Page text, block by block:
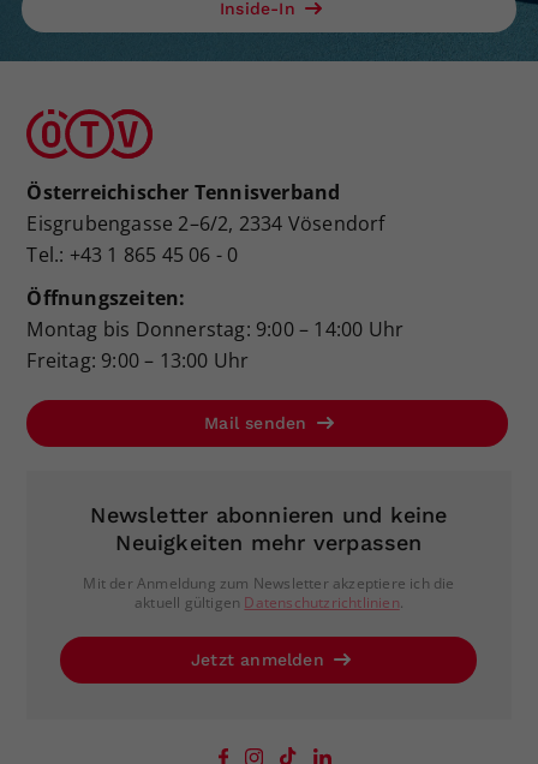
Inside-In
Österreichischer Tennisverband
Eisgrubengasse 2–6/2, 2334 Vösendorf
Tel.: +43 1 865 45 06 - 0
Öffnungszeiten:
Montag bis Donnerstag: 9:00 – 14:00 Uhr
Freitag: 9:00 – 13:00 Uhr
Mail senden
Newsletter abonnieren und keine
Neuigkeiten mehr verpassen
Mit der Anmeldung zum Newsletter akzeptiere ich die
aktuell gültigen Datenschutzrichtlinien.
Jetzt anmelden